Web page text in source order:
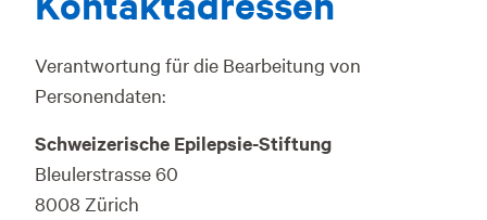
Verantwortung für die Bearbeitung von
Personendaten:
Schweizerische Epilepsie-Stiftung
Bleulerstrasse 60
8008 Zürich